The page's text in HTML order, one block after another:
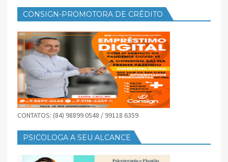
CONSIGN-PROMOTORA DE CRÉDITO
CONTATOS: (84) 98899 0548 / 99118 6359
PSICOLOGA A SEU ALCANCE